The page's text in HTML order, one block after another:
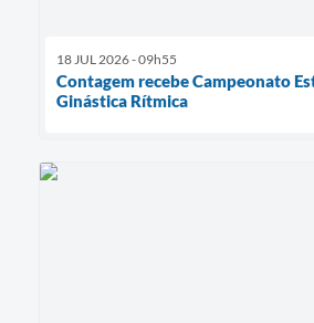
18 JUL 2026 - 09h55
Contagem recebe Campeonato
Ginástica Rítmica